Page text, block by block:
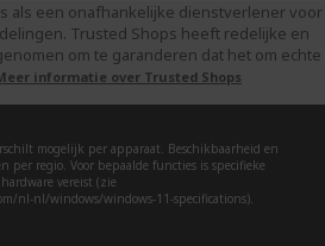
als een onafhankelijke dienstverlener voor
Trusted Shops heeft redelijke en
om te garanderen dat het om echte
informatie over Trusted Shops
mogelijk per apparaat. Beschikbaarheid en
per regio. Voor bepaalde functies is specifieke
hardware vereist (zie
nl-nl/windows/windows-11-specifications).